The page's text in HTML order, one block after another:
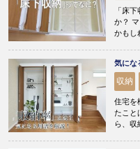
「床
か？
かもし
気にな
収納
住宅を
たこと
ら、収